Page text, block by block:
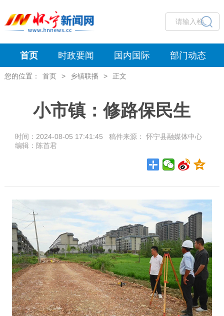
首页 时政要闻 国内国际 部门动态
您的位置： 首页 > 乡镇联播 > 正文
小市镇：修路保民生
时间：2024-08-05 17:41:45 稿件来源： 怀宁县融媒体中心
编辑：陈首君